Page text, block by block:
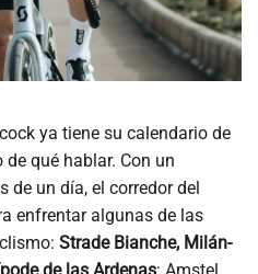
ya tiene su calendario de
qué hablar. Con un
de un día, el corredor del
enfrentar algunas de las
Strade Bianche, Milán-